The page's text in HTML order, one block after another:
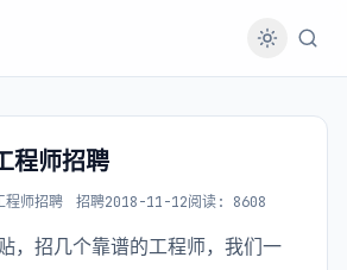
程师招聘
师招聘 招聘2018-11-12阅读: 8608
，招几个靠谱的工程师，我们一